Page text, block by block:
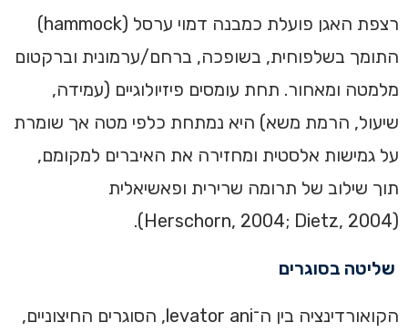
רצפת האגן פועלת כמבנה דמוי ערסל (hammock)
התומך בשלפוחית, בשופכה, ברחם/ערמונית וברקטום
מלמטה ומאחור. תחת עומסים פיזיולוגיים (עמידה,
שיעול, הרמת משא) היא נמתחת כלפי מטה אך שומרת
על גמישות אלסטית ומחזירה את האיברים למקומם,
תוך שילוב של תרומה שרירית ופאשיאלית
(Herschorn, 2004; Dietz, 2004).
שליטה בסוגרים
הקואורדינציה בין ה־levator ani, הסוגרים החיצוניים,